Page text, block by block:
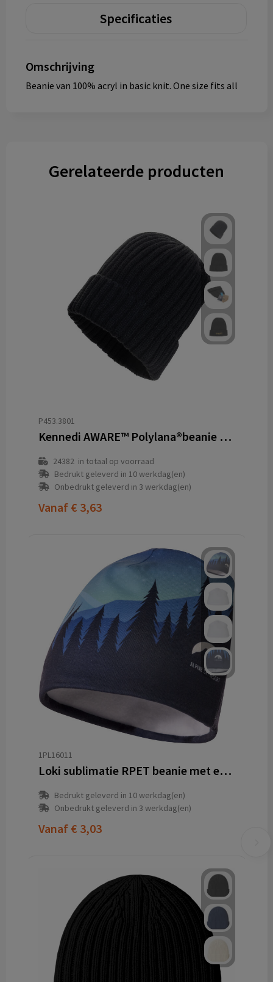
Specificaties
Omschrijving
Beanie van 100% acryl in basic knit. One size fits all
Gerelateerde producten
P453.3801
Kennedi AWARE™ Polylana®beanie met brede rib
24382in totaal op voorraad
Bedrukt geleverd in 10 werkdag(en)
Onbedrukt geleverd in 3 werkdag(en)
Vanaf € 3,63
1PL16011
Loki sublimatie RPET beanie met een fleecelaag
Bedrukt geleverd in 10 werkdag(en)
Onbedrukt geleverd in 3 werkdag(en)
Vanaf € 3,03